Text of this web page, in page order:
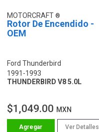
MOTORCRAFT
Rotor De Encendido -
OEM
Ford Thunderbird
1991-1993
THUNDERBIRD V8 5.0L
$1,049.00 MXN
Ver Detalles